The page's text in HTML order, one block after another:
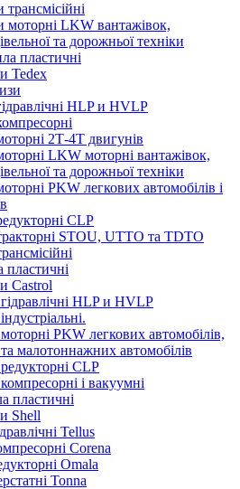
моторні LKW вантажівок,
та дорожньої техніки
пластичні
Tedex
HLP и HVLP
2Т-4Т двигунів
LKW моторні вантажівок,
та дорожньої техніки
PKW легкових автомобілів і
CLP
STOU, UTTO та TDTO
пластичні
Castrol
HLP и HVLP
PKW легкових автомобілів,
малотоннажних автомобілів
CLP
і вакуумні
пластичні
Shell
Tellus
Corena
Omala
Tonna